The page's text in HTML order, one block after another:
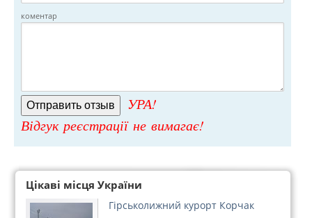
коментар
УРА!
Відгук реєстрації не вимагає!
Цікаві місця України
Гірськолижний курорт Корчак